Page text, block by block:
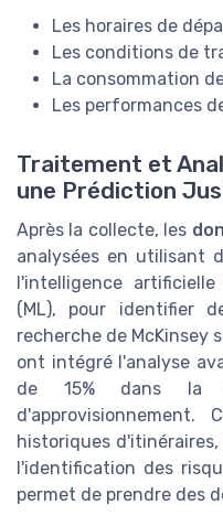
Les horaires de
Les conditions de
La consommation
Les performances
Traitement et
une Prédiction
Après la collecte, les
analysées en utilisant
l'intelligence
(ML), pour identifier
recherche de McKinsey
ont intégré l'analyse
de 15% dans la
d'approvisionnement.
historiques
l'identification des
permet de prendre des